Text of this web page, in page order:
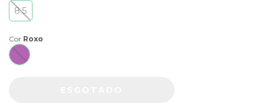
8.5
Cor Roxo